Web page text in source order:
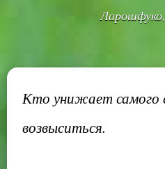
Кто унижает самого
возвыситься.